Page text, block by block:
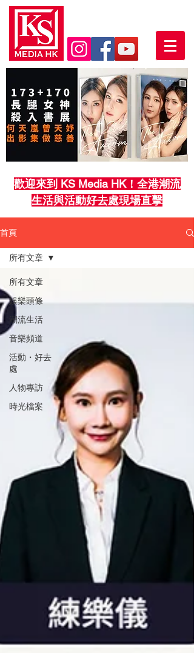
歡迎來到 KS Media HK！全港潮流
生活與活動好去處現場直擊
首頁
所有文章
娛樂頭條
潮流生活
音樂頻道
活動・好去
處
人物專訪
時光檔案
所有文章